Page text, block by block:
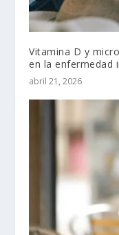
Vitamina D y
en la enfermedad
abril 21, 2026